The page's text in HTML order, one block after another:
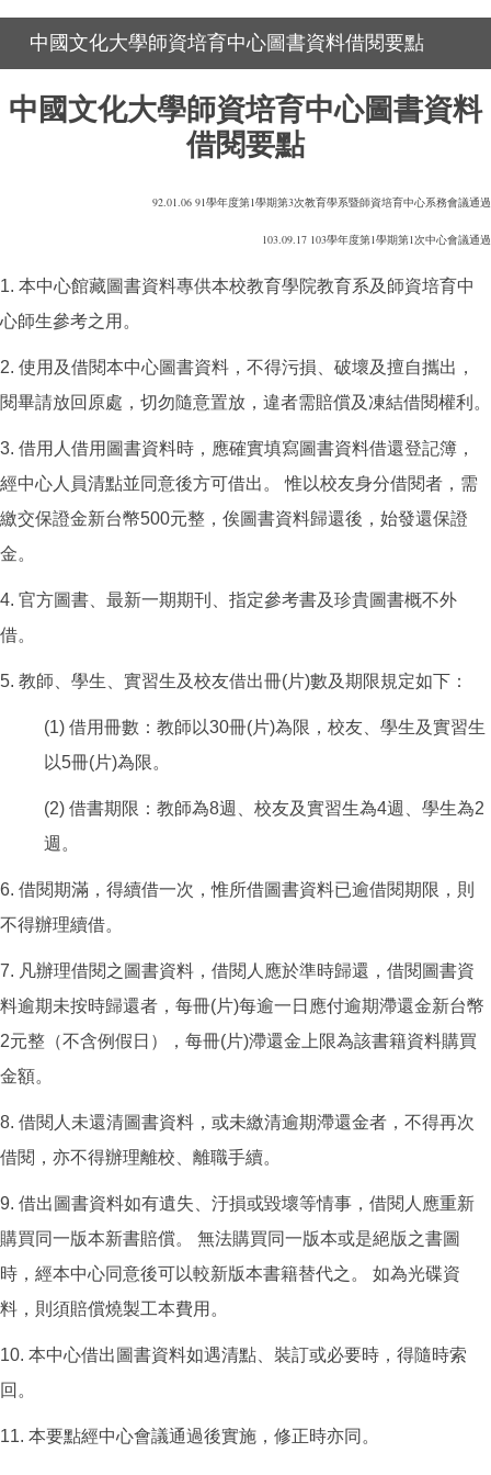
中國文化大學師資培育中心圖書資料借閱要點
中國文化大學師資培育中心圖書資料
借閱要點
92.01.06 91學年度第1學期第3次教育學系暨師資培育中心系務會議通過
103.09.17 103學年度第1學期第1次中心會議通過
1. 本中心館藏圖書資料專供本校教育學院教育系及師資培育中
心師生參考之用。
2. 使用及借閱本中心圖書資料，不得污損、破壞及擅自攜出，
閱畢請放回原處，切勿隨意置放，違者需賠償及凍結借閱權利。
3. 借用人借用圖書資料時，應確實填寫圖書資料借還登記簿，
經中心人員清點並同意後方可借出。 惟以校友身分借閱者，需
繳交保證金新台幣500元整，俟圖書資料歸還後，始發還保證
金。
4. 官方圖書、最新一期期刊、指定參考書及珍貴圖書概不外
借。
5. 教師、學生、實習生及校友借出冊(片)數及期限規定如下：
(1) 借用冊數：教師以30冊(片)為限，校友、學生及實習生
以5冊(片)為限。
(2) 借書期限：教師為8週、校友及實習生為4週、學生為2
週。
6. 借閱期滿，得續借一次，惟所借圖書資料已逾借閱期限，則
不得辦理續借。
7. 凡辦理借閱之圖書資料，借閱人應於準時歸還，借閱圖書資
料逾期未按時歸還者，每冊(片)每逾一日應付逾期滯還金新台幣
2元整（不含例假日），每冊(片)滯還金上限為該書籍資料購買
金額。
8. 借閱人未還清圖書資料，或未繳清逾期滯還金者，不得再次
借閱，亦不得辦理離校、離職手續。
9. 借出圖書資料如有遺失、汙損或毀壞等情事，借閱人應重新
購買同一版本新書賠償。 無法購買同一版本或是絕版之書圖
時，經本中心同意後可以較新版本書籍替代之。 如為光碟資
料，則須賠償燒製工本費用。
10. 本中心借出圖書資料如遇清點、裝訂或必要時，得隨時索
回。
11. 本要點經中心會議通過後實施，修正時亦同。